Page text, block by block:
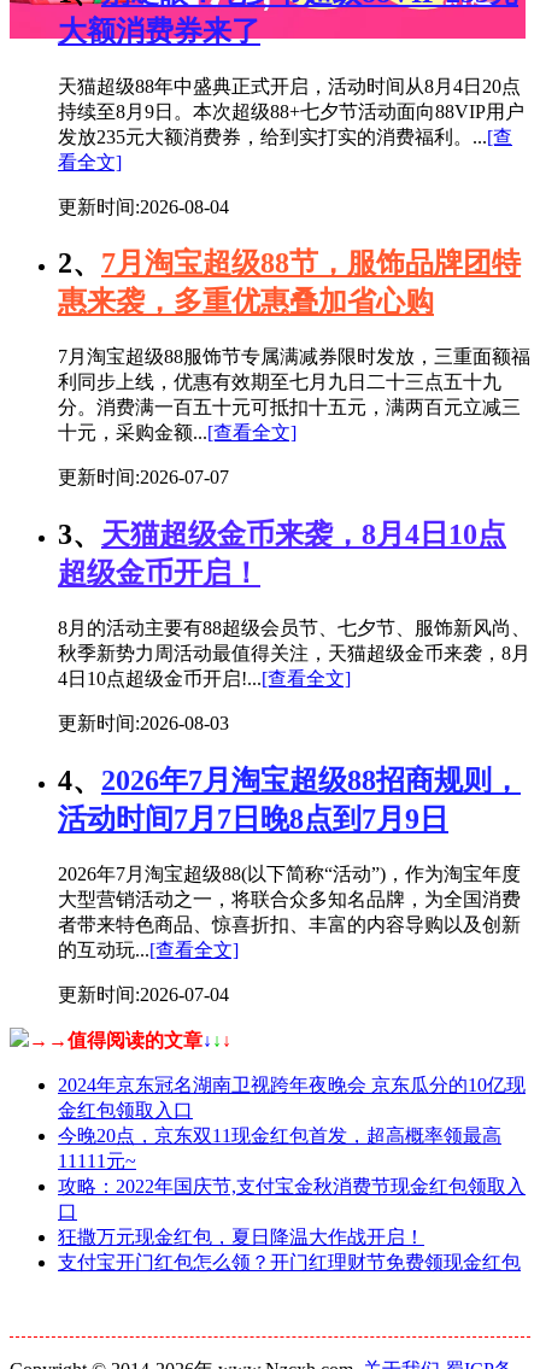
大额消费券来了
天猫超级88年中盛典正式开启，活动时间从8月4日20点
持续至8月9日。本次超级88+七夕节活动面向88VIP用户
发放235元大额消费券，给到实打实的消费福利。...[查
看全文]
更新时间:2026-08-04
2、 7月淘宝超级88节，服饰品牌团特
惠来袭，多重优惠叠加省心购
7月淘宝超级88服饰节专属满减券限时发放，三重面额福
利同步上线，优惠有效期至七月九日二十三点五十九
分。消费满一百五十元可抵扣十五元，满两百元立减三
十元，采购金额...[查看全文]
更新时间:2026-07-07
3、 天猫超级金币来袭，8月4日10点
超级金币开启！
8月的活动主要有88超级会员节、七夕节、服饰新风尚、
秋季新势力周活动最值得关注，天猫超级金币来袭，8月
4日10点超级金币开启!...[查看全文]
更新时间:2026-08-03
4、 2026年7月淘宝超级88招商规则，
活动时间7月7日晚8点到7月9日
2026年7月淘宝超级88(以下简称“活动”)，作为淘宝年度
大型营销活动之一，将联合众多知名品牌，为全国消费
者带来特色商品、惊喜折扣、丰富的内容导购以及创新
的互动玩...[查看全文]
更新时间:2026-07-04
→→值得阅读的文章↓ ↓ ↓
2024年京东冠名湖南卫视跨年夜晚会 京东瓜分的10亿现
金红包领取入口
今晚20点，京东双11现金红包首发，超高概率领最高
11111元~
攻略：2022年国庆节,支付宝金秋消费节现金红包领取入
口
狂撒万元现金红包，夏日降温大作战开启！
支付宝开门红包怎么领？开门红理财节免费领现金红包